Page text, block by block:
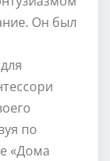
Он был
по
«Дома